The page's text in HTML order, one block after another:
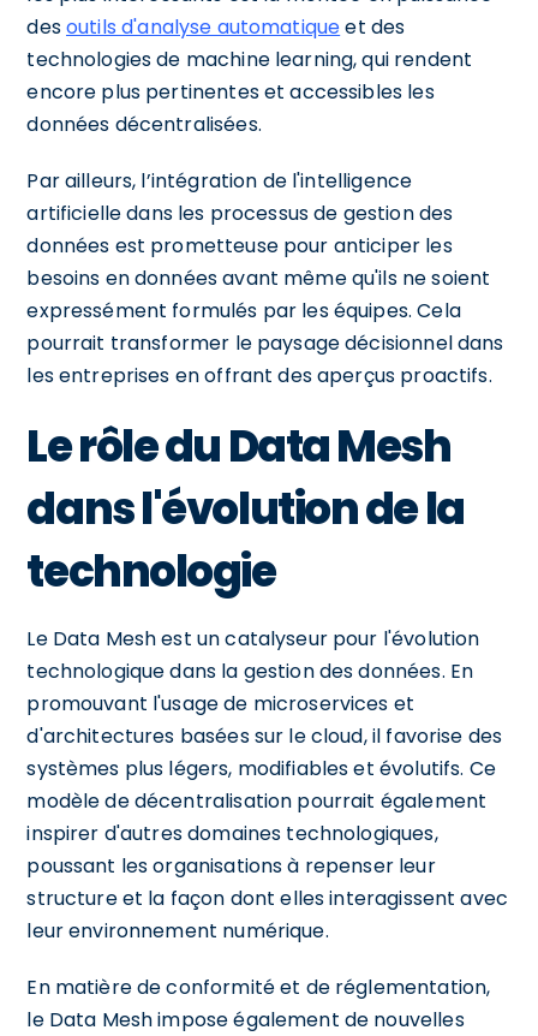
desoutils d'analyse automatiqueet des
technologies de machine learning, qui rendent
encore plus pertinentes et accessibles les
données décentralisées.
Par ailleurs, l’intégration de l'intelligence
artificielle dans les processus de gestion des
données est prometteuse pour anticiper les
besoins en données avant même qu'ils ne soient
expressément formulés par les équipes. Cela
pourrait transformer le paysage décisionnel dans
les entreprises en offrant des aperçus proactifs.
Le rôle du Data Mesh
dans l'évolution de la
technologie
Le Data Mesh est un catalyseur pour l'évolution
technologique dans la gestion des données. En
promouvant l'usage de microservices et
d'architectures basées sur le cloud, il favorise des
systèmes plus légers, modifiables et évolutifs. Ce
modèle de décentralisation pourrait également
inspirer d'autres domaines technologiques,
poussant les organisations à repenser leur
structure et la façon dont elles interagissent avec
leur environnement numérique.
En matière de conformité et de réglementation,
le Data Mesh impose également de nouvelles